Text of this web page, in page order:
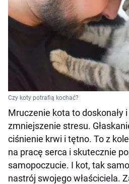
Czy koty potrafią kochać?
Mruczenie kota to doskonały
zmniejszenie stresu.
ciśnienie krwi i tętno. To z
na pracę serca i skutecznie
samopoczucie. I kot, tak
nastrój swojego właściciela.